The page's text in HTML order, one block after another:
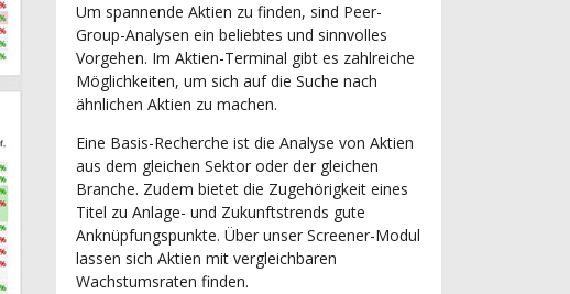
Um spannende Aktien zu finden, sind Peer-
Group-Analysen ein beliebtes und sinnvolles
Vorgehen. Im Aktien-Terminal gibt es zahlreiche
Möglichkeiten, um sich auf die Suche nach
ähnlichen Aktien zu machen.
Eine Basis-Recherche ist die Analyse von Aktien
aus dem gleichen Sektor oder der gleichen
Branche. Zudem bietet die Zugehörigkeit eines
Titel zu Anlage- und Zukunftstrends gute
Anknüpfungspunkte. Über unser Screener-Modul
lassen sich Aktien mit vergleichbaren
Wachstumsraten finden.